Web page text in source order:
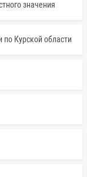
значения
Курской области